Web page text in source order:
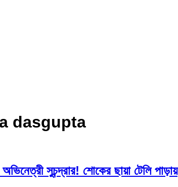
dasgupta
সুচন্দ্রার! শোকের ছায়া টেলি পাড়ায়